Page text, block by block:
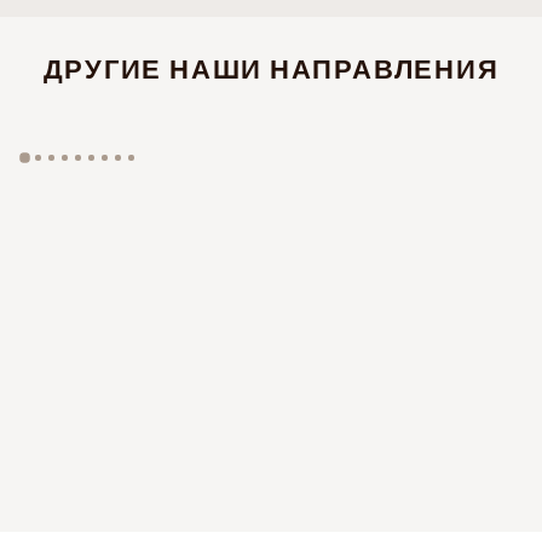
ДРУГИЕ НАШИ НАПРАВЛЕНИЯ